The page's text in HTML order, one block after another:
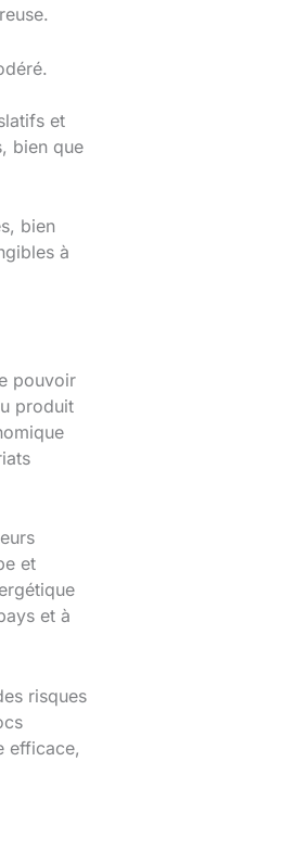
et
bien que
bien
à
pouvoir
produit
et
et à
risques
efficace,